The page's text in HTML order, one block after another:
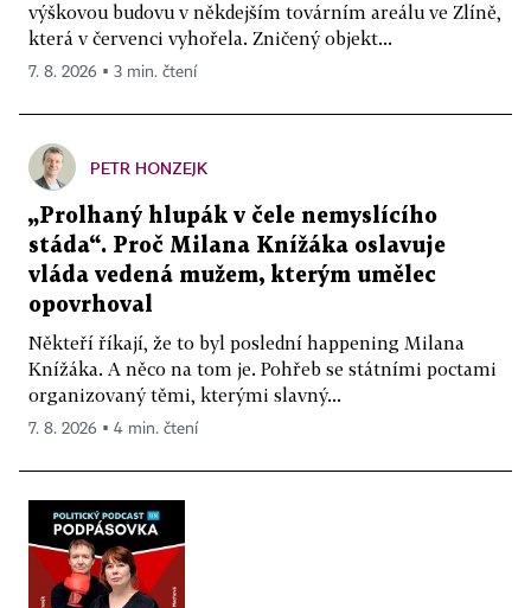
výškovou budovu v někdejším továrním areálu ve Zlíně,
která v červenci vyhořela. Zničený objekt...
7. 8. 2026 ▪ 3 min. čtení
PETR HONZEJK
„Prolhaný hlupák v čele nemyslícího
stáda“. Proč Milana Knížáka oslavuje
vláda vedená mužem, kterým umělec
opovrhoval
Někteří říkají, že to byl poslední happening Milana
Knížáka. A něco na tom je. Pohřeb se státními poctami
organizovaný těmi, kterými slavný...
7. 8. 2026 ▪ 4 min. čtení